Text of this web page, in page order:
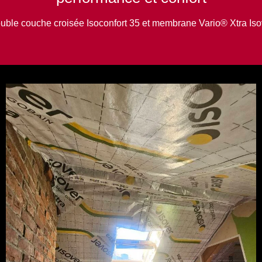
couche croisée Isoconfort 35 et membrane Vario® Xtra